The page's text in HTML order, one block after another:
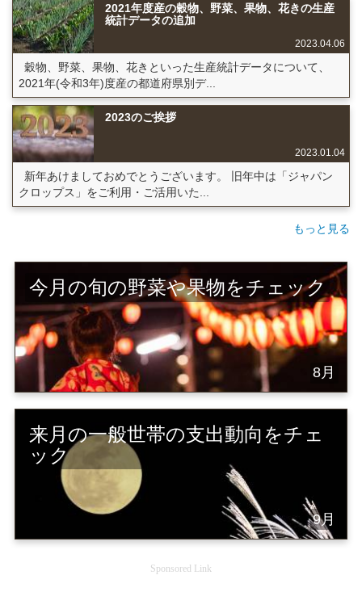
2021年度産の穀物、野菜、果物、花きの生産
統計データの追加
2023.04.06
穀物、野菜、果物、花きといった生産統計データについて、
2021年(令和3年)度産の都道府県別デ...
2023のご挨拶
2023.01.04
新年あけましておめでとうございます。 旧年中は「ジャパン
クロップス」をご利用・ご活用いた...
もっと見る
今月の旬の野菜や果物をチェック
8月
来月の一般世帯の支出動向をチェ
ック
9月
Sponsored Link